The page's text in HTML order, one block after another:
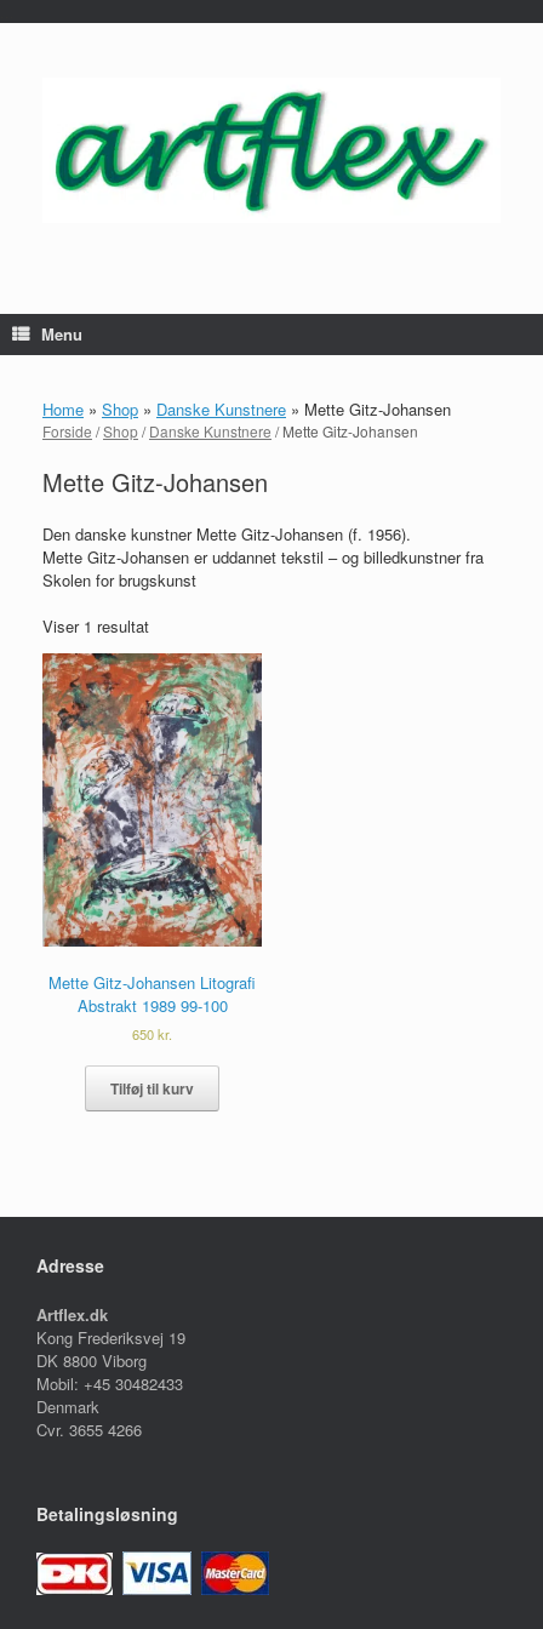
Menu
Home » Shop » Danske Kunstnere » Mette Gitz-Johansen
Forside /Shop/Danske Kunstnere / Mette Gitz-Johansen
Mette Gitz-Johansen
Den danske kunstner Mette Gitz-Johansen (f. 1956).
Mette Gitz-Johansen er uddannet tekstil – og billedkunstner fra
Skolen for brugskunst
Viser 1 resultat
Mette Gitz-Johansen Litografi
Abstrakt 1989 99-100
650kr.
Tilføj til kurv
Adresse
Artflex.dk
Kong Frederiksvej 19
DK 8800 Viborg
Mobil: +45 30482433
Denmark
Cvr. 3655 4266
Betalingsløsning